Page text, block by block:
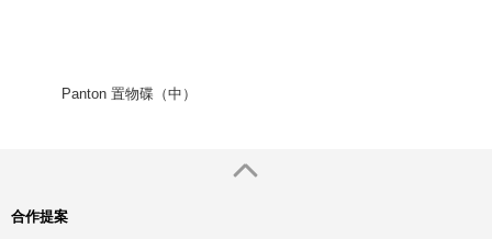
Panton 置物碟（中）
合作提案